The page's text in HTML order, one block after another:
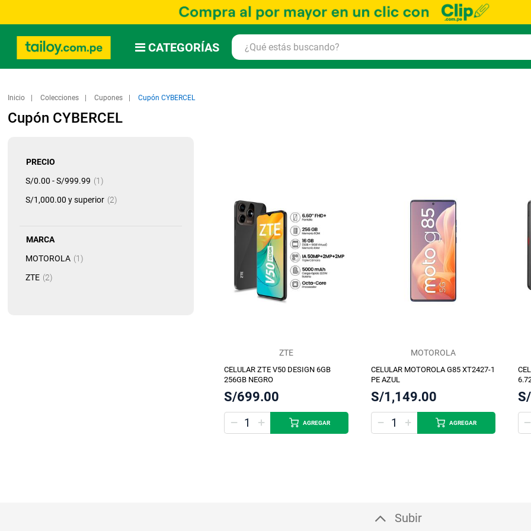
CATEGORÍAS
Inicio Colecciones Cupones Cupón CYBERCEL
Cupón CYBERCEL
ZTE
CELULAR ZTE V50 DESIGN 6GB
256GB NEGRO
S/699.00
AGREGAR
MOTOROLA
CELULAR MOTOROLA G85 XT2427-1
PE AZUL
S/1,149.00
AGREGAR
PRECIO
S/0.00 -S/999.99 1artículo
S/1,000.00 y superior 2artículo
MARCA
MOTOROLA
1artículo
ZTE 2artículo
Subir